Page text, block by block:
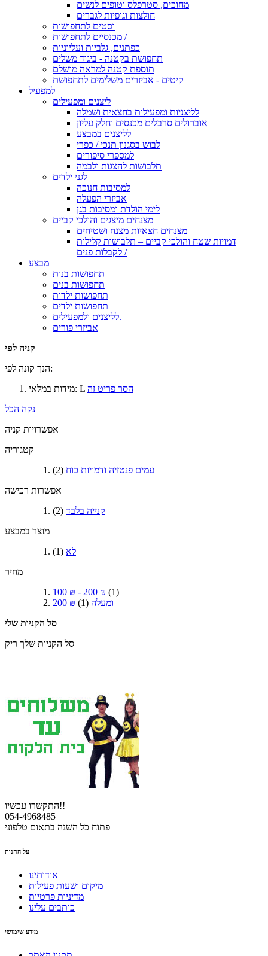
מחוכים, סטרפלס וטופים לנשים
חולצות וגופיות לגברים
וסטים לתחפושות
מכנסיים לתחפושות /
כפתנים, גלביות ועליוניות
תחפושת בקטנה - ביגוד משלים
תוספת קטנה למראה מושלם
קיטים - אביזרים משלימים לתחפושת
למפעיל
ליצנים ומפעילים
לליצניות ומפעילות בחצאית ושמלה
אוברולים סרבלים מכנסים וחלק עליון
לליצנים במבצע
לבוש בסגנון תנכי / כפרי
למספרי סיפורים
תלבושות להצגות ולבמה
לגני ילדים
למסיבות חנוכה
אביזרי הפעלה
לימי הולדת ומסיבות בגן
מצנחים מיצגים והולכי קביים
מצנחים חצאיות מצנח ושטיחים
דמויות שטח והולכי קביים – תלבושות קלילות
לקבלות פנים /
מבצע
תחפושות בנות
תחפושות בנים
תחפושות ילדות
תחפושות ילדים
לליצנים ולמפעילים.
אביזרי פורים
קניה לפי
הנך קונה לפי:
מידות במלאי: L הסר פריט זה
נקה הכל
אפשרויות קניה
קטגוריה
עמים פנטזיה ודמויות כוח (2)
אפשרות רכישה
קנייה בלבד (2)
מוצר במבצע
לא (1)
מחיר
100 ₪ - 200 ₪ (1)
200 ₪
ומעלה (1)
סל הקניות שלי
סל הקניות שלך ריק
התקשרו עכשיו!!
054-4968485
פתוח כל השנה בתאום טלפוני
על החנות
אודותינו
מיקום ושעות פעילות
מדיניות פרטיות
כותבים עלינו
מידע שימושי